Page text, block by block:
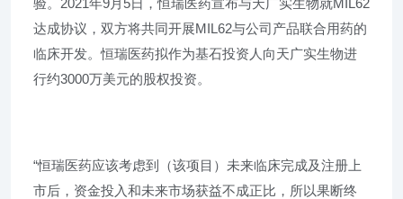
验。2021年9月5日，恒瑞医药宣布与天广实生物就MIL62
达成协议，双方将共同开展MIL62与公司产品联合用药的
临床开发。恒瑞医药拟作为基石投资人向天广实生物进
行约3000万美元的股权投资。
“恒瑞医药应该考虑到（该项目）未来临床完成及注册上
市后，资金投入和未来市场获益不成正比，所以果断终